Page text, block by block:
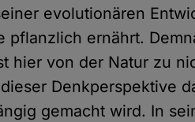
evolutionären
ernährt.
hier von der Natur zu
Denkperspektive
gemacht wird. In